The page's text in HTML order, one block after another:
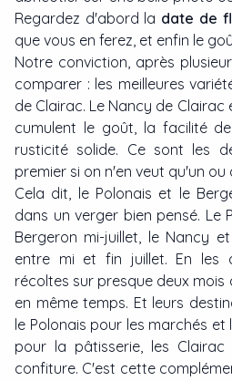
Regardez d'abord la date de
que vous en ferez, et enfin le
Notre conviction, après
comparer : les meilleures
de Clairac. Le Nancy de Clairac
cumulent le goût, la facilité
rusticité solide. Ce sont les
premier si on n'en veut qu'un ou
Cela dit, le Polonais et le
dans un verger bien pensé. Le
Bergeron mi-juillet, le Nancy
entre mi et fin juillet. En les
récoltes sur presque deux
en même temps. Et leurs
le Polonais pour les marchés et
pour la pâtisserie, les
confiture. C'est cette